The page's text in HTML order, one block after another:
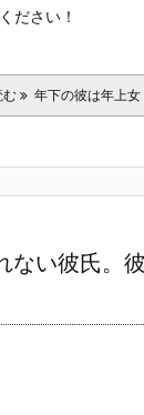
ださい！
む 年下の彼は年上女
ない彼氏。